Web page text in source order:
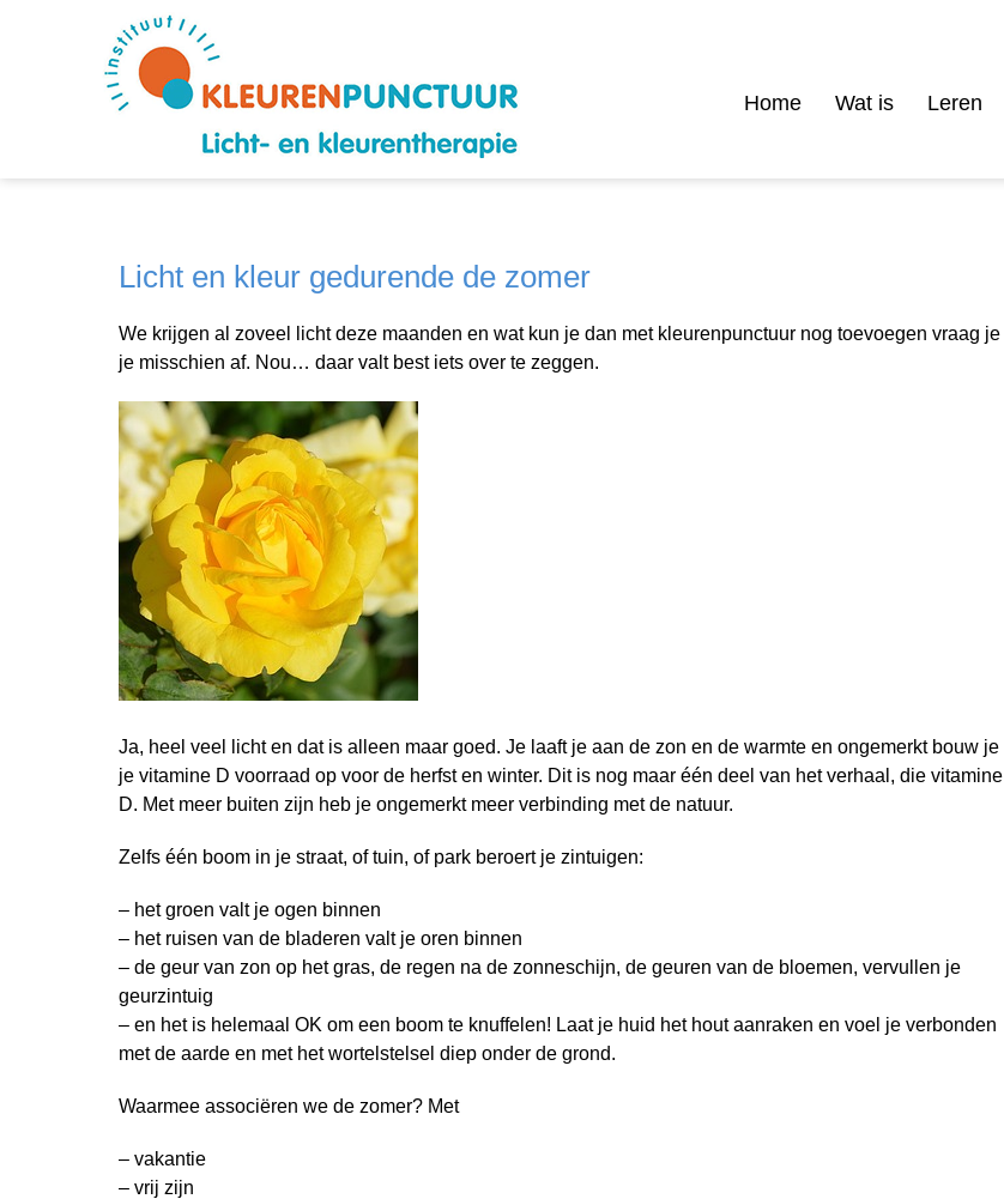
Home Wat is Leren
Licht en kleur gedurende de zomer
We krijgen al zoveel licht deze maanden en wat kun je dan met kleurenpunctuur nog toevoegen vraag je
je misschien af. Nou… daar valt best iets over te zeggen.
Ja, heel veel licht en dat is alleen maar goed. Je laaft je aan de zon en de warmte en ongemerkt bouw je
je vitamine D voorraad op voor de herfst en winter. Dit is nog maar één deel van het verhaal, die vitamine
D. Met meer buiten zijn heb je ongemerkt meer verbinding met de natuur.
Zelfs één boom in je straat, of tuin, of park beroert je zintuigen:
– het groen valt je ogen binnen
– het ruisen van de bladeren valt je oren binnen
– de geur van zon op het gras, de regen na de zonneschijn, de geuren van de bloemen, vervullen je
geurzintuig
– en het is helemaal OK om een boom te knuffelen! Laat je huid het hout aanraken en voel je verbonden
met de aarde en met het wortelstelsel diep onder de grond.
Waarmee associëren we de zomer? Met
– vakantie
– vrij zijn